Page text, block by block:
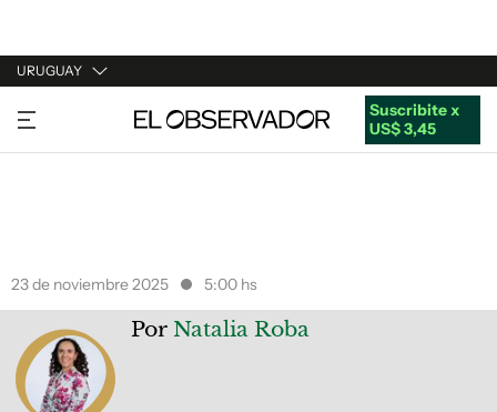
URUGUAY
URUGUAY
ARGENTINA
Suscribite x
US$ 3,45
23 de noviembre 2025 5:00 hs
Por Natalia Roba